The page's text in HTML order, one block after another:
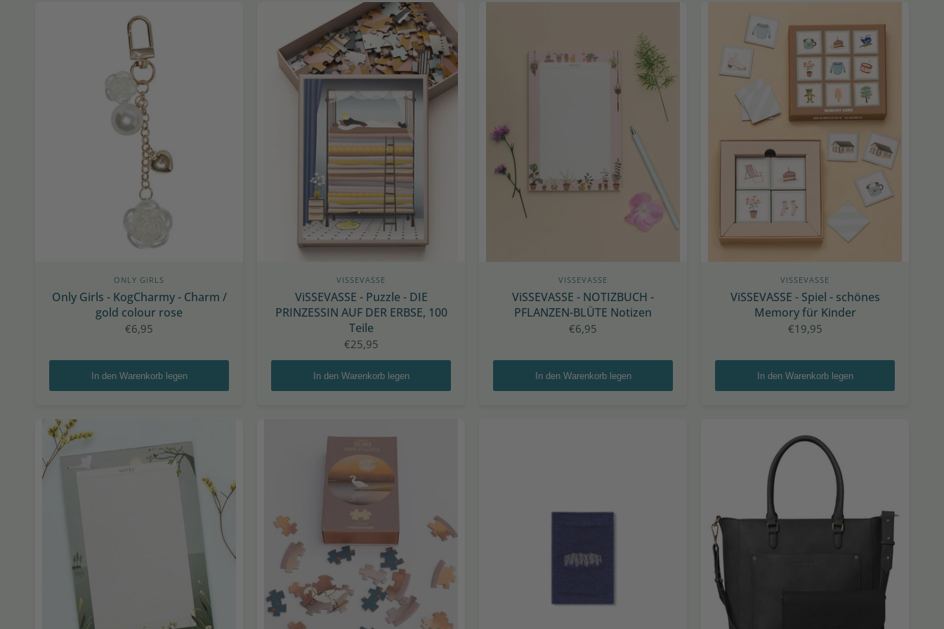
ONLY GIRLS
Only Girls - KogCharmy - Charm /
gold colour rose
€6,95
In den Warenkorb legen
VISSEVASSE
ViSSEVASSE - Puzzle - DIE
PRINZESSIN AUF DER ERBSE, 100
Teile
€25,95
In den Warenkorb legen
VISSEVASSE
ViSSEVASSE - NOTIZBUCH -
PFLANZEN-BLÜTE Notizen
€6,95
In den Warenkorb legen
VISSEVASSE
ViSSEVASSE - Spiel - schönes
Memory für Kinder
€19,95
In den Warenkorb legen